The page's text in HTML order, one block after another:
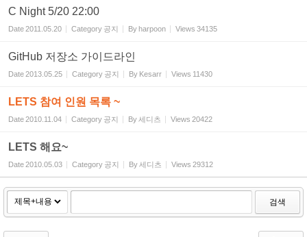
C Night 5/20 22:00
Date2011.05.20 Category 공지 Byharpoon Views 34135
GitHub 저장소 가이드라인
Date2013.05.25 Category 공지 By Kesarr Views 11430
LETS 참여 인원 목록 ~
Date2010.11.04 Category 공지 By세디츠 Views 20422
LETS 해요~
Date2010.05.03 Category 공지 By세디츠 Views 29312
검색